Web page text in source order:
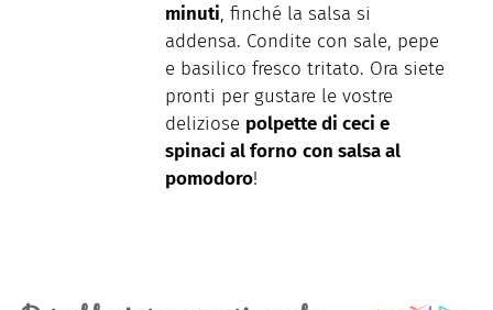
minuti, finché la salsa si
addensa. Condite con sale, pepe
e basilico fresco tritato. Ora siete
pronti per gustare le vostre
deliziose polpette di ceci e
spinaci al forno con salsa al
pomodoro!